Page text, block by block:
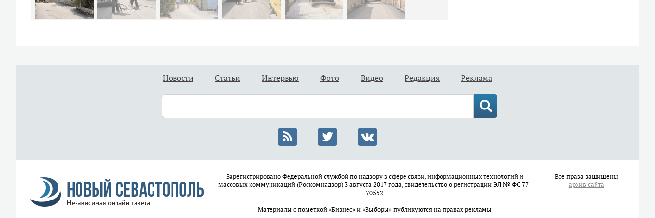
Новости Статьи Интервью Фото Видео Редакция Реклама
Зарегистрировано Федеральной службой по надзору в сфере связи, информационных технологий и
массовых коммуникаций (Роскомнадзор) 3 августа 2017 года, свидетельство о регистрации ЭЛ № ФС 77-
70552
Материалы с пометкой «Бизнес» и «Выборы» публикуются на правах рекламы
Все права защищены
архив сайта